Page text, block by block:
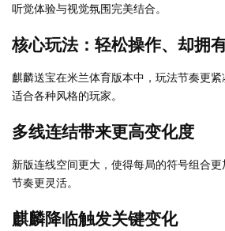
听觉体验与视觉氛围完美结合。
核心玩法：轻松操作、却拥
麒麟送宝在米兰体育版本中，玩法节奏更紧
适合各种风格的玩家。
多线连结带来更高变化度
新版连线空间更大，使得每局的符号组合更
节奏更灵活。
麒麟降临触发关键变化